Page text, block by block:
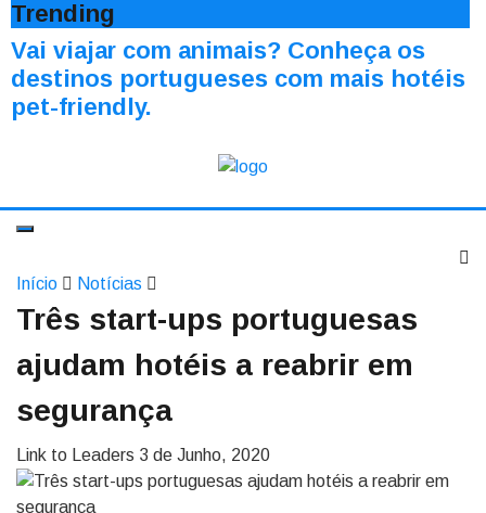
Trending
Vai viajar com animais? Conheça os
destinos portugueses com mais hotéis
pet-friendly.
Início Notícias
Três start-ups portuguesas
ajudam hotéis a reabrir em
segurança
Link to Leaders 3 de Junho, 2020